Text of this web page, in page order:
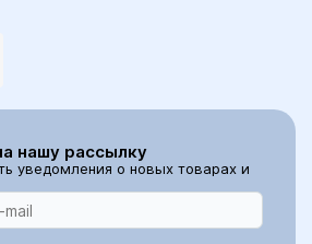
нашу рассылку
уведомления о новых товарах и